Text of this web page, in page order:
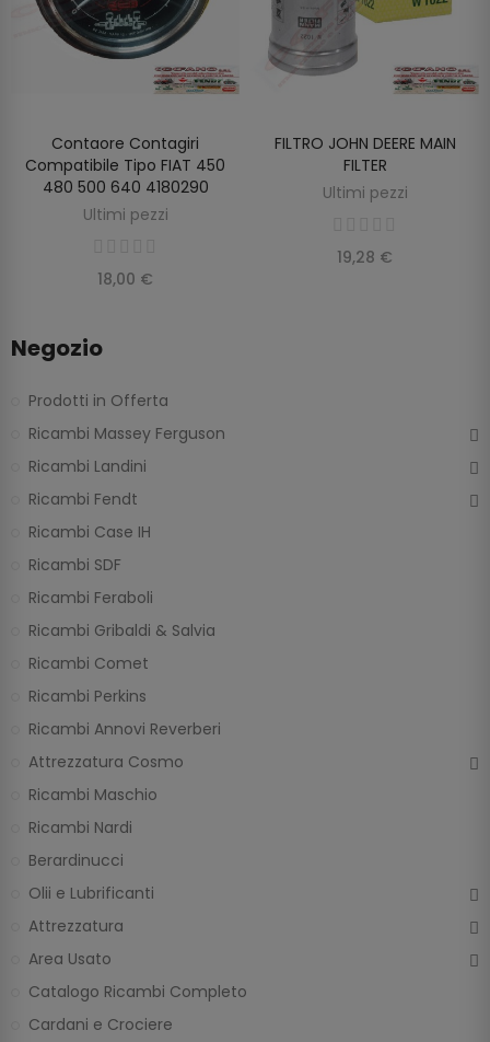
SCOPRIRE
Contaore Contagiri
Compatibile Tipo FIAT 450
480 500 640 4180290
Ultimi pezzi
18,00 €
SCOPRIRE
FILTRO JOHN DEERE MAIN
FILTER
Ultimi pezzi
19,28 €
Negozio
Prodotti in Offerta
Ricambi Massey Ferguson
Ricambi Landini
Ricambi Fendt
Ricambi Case IH
Ricambi SDF
Ricambi Feraboli
Ricambi Gribaldi & Salvia
Ricambi Comet
Ricambi Perkins
Ricambi Annovi Reverberi
Attrezzatura Cosmo
Ricambi Maschio
Ricambi Nardi
Berardinucci
Olii e Lubrificanti
Attrezzatura
Area Usato
Catalogo Ricambi Completo
Cardani e Crociere